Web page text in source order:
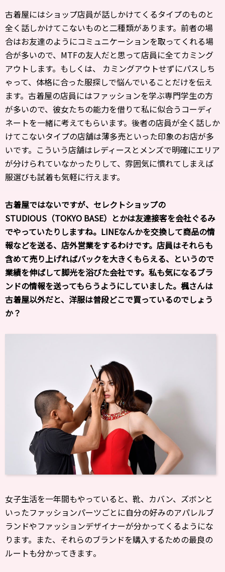
古着屋にはショップ店員が話しかけてくるタイプのものと
全く話しかけてこないものと二種類があります。前者の場
合はお友達のようにコミュニケーションを取ってくれる場
合が多いので、MTFの友人だと思って店員に全てカミング
アウトします。もしくは、 カミングアウトせずにパスしち
ゃって、体格に合った服探しで悩んでいることだけを伝え
ます。古着屋の店員にはファッションを学ぶ専門学生の方
が多いので、彼女たちの能力を借りて私に似合うコーディ
ネートを一緒に考えてもらいます。後者の店員が全く話しか
けてこないタイプの店舗は薄多売といった印象のお店が多
いです。こういう店舗はレディースとメンズで明確にエリア
が分けられていなかったりして、雰囲気に慣れてしまえば
服選びも試着も気軽に行えます。
――古着屋ではないですが、セレクトショップの
STUDIOUS（TOKYO BASE）とかは友達接客を会社ぐるみ
でやっていたりしますね。LINEなんかを交換して商品の情
報などを送る、店外営業をするわけです。店員はそれらも
含めて売り上げればバックを大きくもらえる、というので
業績を伸ばして脚光を浴びた会社です。私も気になるブラ
ンドの情報を送ってもらうようにしていました。楓さんは
古着屋以外だと、洋服は普段どこで買っているのでしょう
か？
女子生活を一年間もやっていると、靴、カバン、 ズボンと
いったファッションパーツごとに自分の好みのアパレルブ
ランドやファッションデザイナーが分かってくるようにな
ります。 また、 それらのブランドを購入するための最良の
ルートも分かってきます。